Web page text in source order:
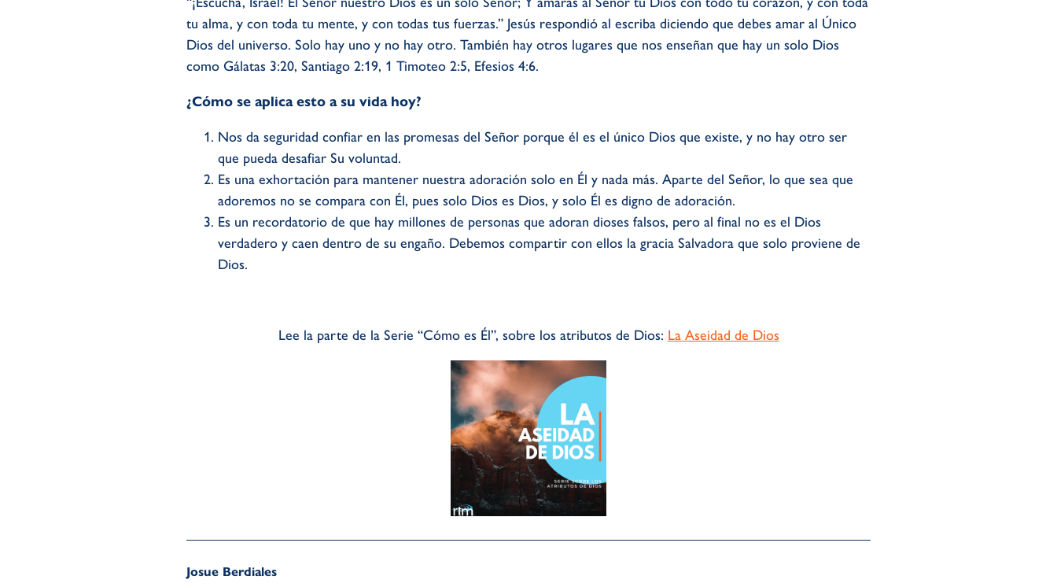
tu alma, y con toda tu mente, y con todas tus fuerzas.” Jesús respondió al escriba diciendo que debes amar al Único
Dios del universo. Solo hay uno y no hay otro. También hay otros lugares que nos enseñan que hay un solo Dios
como Gálatas 3:20, Santiago 2:19, 1 Timoteo 2:5, Efesios 4:6.
¿Cómo se aplica esto a su vida hoy?
Nos da seguridad confiar en las promesas del Señor porque él es el único Dios que existe, y no hay otro ser
que pueda desafiar Su voluntad.
Es una exhortación para mantener nuestra adoración solo en Él y nada más. Aparte del Señor, lo que sea que
adoremos no se compara con Él, pues solo Dios es Dios, y solo Él es digno de adoración.
Es un recordatorio de que hay millones de personas que adoran dioses falsos, pero al final no es el Dios
verdadero y caen dentro de su engaño. Debemos compartir con ellos la gracia Salvadora que solo proviene de
Dios.
Lee la parte de la Serie “Cómo es Él”, sobre los atributos de Dios: La Aseidad de Dios
Josue Berdiales